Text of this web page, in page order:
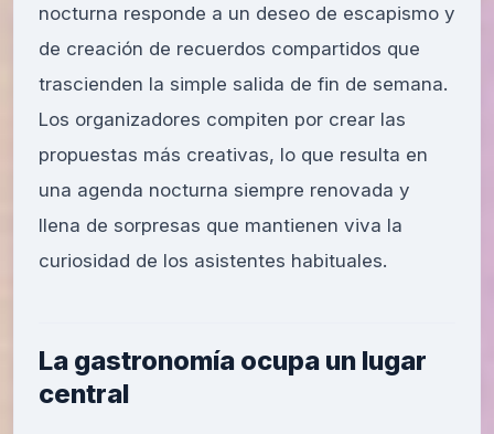
nocturna responde a un deseo de escapismo y
de creación de recuerdos compartidos que
trascienden la simple salida de fin de semana.
Los organizadores compiten por crear las
propuestas más creativas, lo que resulta en
una agenda nocturna siempre renovada y
llena de sorpresas que mantienen viva la
curiosidad de los asistentes habituales.
La gastronomía ocupa un lugar
central